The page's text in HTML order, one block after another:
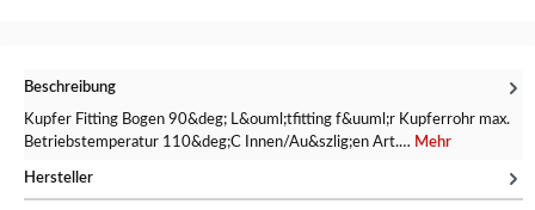
Beschreibung
Kupfer Fitting Bogen 90&deg; L&ouml;tfitting f&uuml;r Kupferrohr max.
Betriebstemperatur 110&deg;C Innen/Au&szlig;en Art.… Mehr
Hersteller